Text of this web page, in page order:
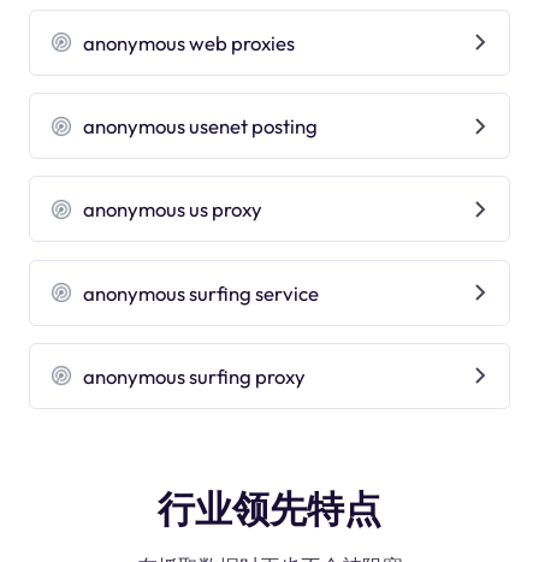
anonymous web proxies
anonymous usenet posting
anonymous us proxy
anonymous surfing service
anonymous surfing proxy
行业领先特点